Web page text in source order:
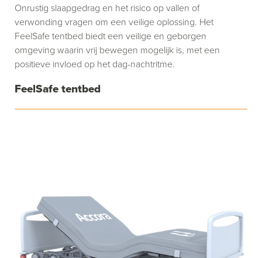
FeelSafe tentbed
Onrustig slaapgedrag en het risico op vallen of
verwonding vragen om een veilige oplossing. Het
FeelSafe tentbed biedt een veilige en geborgen
omgeving waarin vrij bewegen mogelijk is, met een
positieve invloed op het dag-nachtritme.